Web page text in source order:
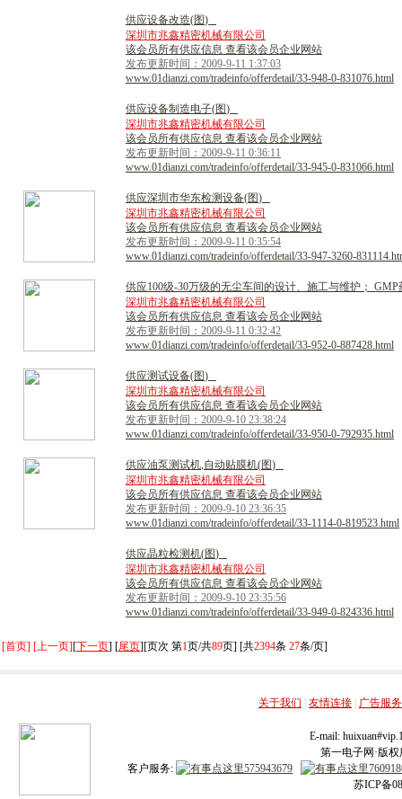
供应设备改造(图)
深圳市兆鑫精密机械有限公司
该会员所有供应信息 查看该会员企业网站
发布更新时间：2009-9-11 1:37:03
www.01dianzi.com/tradeinfo/offerdetail/33-948-0-831076.html
供应设备制 造电子(图)
深圳市兆鑫精密机械有限公司
该会员所有供应信息 查看该会员企业网站
发布更新时间：2009-9-11 0:36:11
www.01dianzi.com/tradeinfo/offerdetail/33-945-0-831066.html
供应深圳 市华东检测设备(图)
深圳市兆鑫精密机械有限公司
该会员所有供应信息 查看该会员企业网站
发布更新时间：2009-9-11 0:35:54
www.01dianzi.com/tradeinfo/offerdetail/33-947-3260-
供应100级-30万级的无尘车间的设计、 施工与维护 ； GMP
深圳市兆鑫精密机械有限公司
该会员所有供应信息 查看该会员企业网站
发布更新时间：2009-9-11 0:32:42
www.01dianzi.com/tradeinfo/offerdetail/33-952-0-887428.html
供应测试设备(图)
深圳市兆鑫精密机械有限公司
该会员所有供应信息 查看该会员企业网站
发布更新时间：2009-9-10 23:38:24
www.01dianzi.com/tradeinfo/offerdetail/33-950-0-792935.html
供应油泵测试机,自动贴膜机(图)
深圳市兆鑫精密机械有限公司
该会员所有供应信息 查看该会员企业网站
发布更新时间：2009-9-10 23:36:35
www.01dianzi.com/tradeinfo/offerdetail/33-1114-0-819523.html
供应晶粒检测机(图)
深圳市兆鑫精密机械有限公司
该会员所有供应信息 查看该会员企业网站
发布更新时间：2009-9-10 23:35:56
www.01dianzi.com/tradeinfo/offerdetail/33-949-0-824336.html
[首页] [上一页][下一页] [尾页][页次 第1页/共89页] [共2394条 27条/页]
关于我们 友情连接 广告服务
E-mail:
第一电子网·版权
客户服务:
苏ICP备